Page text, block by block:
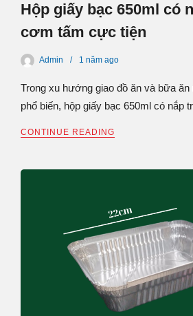
Hộp giấy bạc 650ml có
cơm tấm cực tiện
Admin 1 năm ago
Trong xu hướng giao đồ ăn và bữa ăn
phổ biến, hộp giấy bạc 650ml có nắp
CONTINUE READING